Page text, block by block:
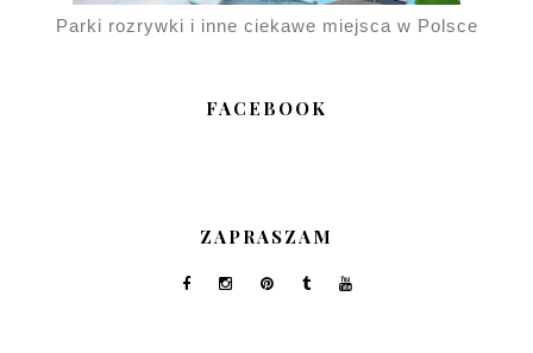
Parki rozrywki i inne ciekawe miejsca w Polsce
FACEBOOK
ZAPRASZAM